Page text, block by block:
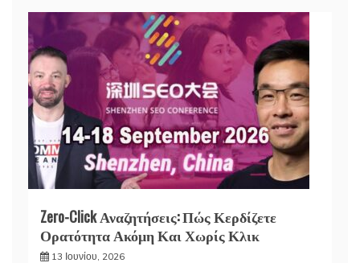
Zero-Click Αναζητήσεις: Πώς Κερδίζετε
Ορατότητα Ακόμη Και Χωρίς Κλικ
13 Ιουνίου, 2026